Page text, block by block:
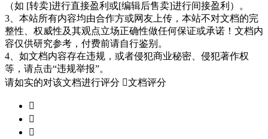
（如 [转卖]进行直接盈利或[编辑后售卖]进行间接盈利）。
3、本站所有内容均由合作方或网友上传，本站不对文档的完
整性、权威性及其观点立场正确性做任何保证或承诺！文档内
容仅供研究参考，付费前请自行鉴别。
4、如文档内容存在违规，或者侵犯商业秘密、侵犯著作权
等，请点击“违规举报”。
请如实的对该文档进行评分 文档评分


